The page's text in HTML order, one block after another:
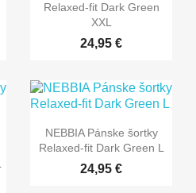
Relaxed-fit Dark Green
XXL
24,95 €
NEBBIA Pánske šortky
Relaxed-fit Dark Green L
24,95 €